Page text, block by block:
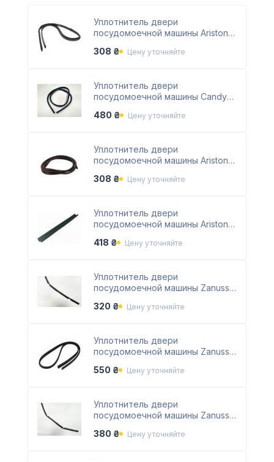
Уплотнитель двери
посудомоечной машины Ariston
308 ₴ Цену уточняйте
Уплотнитель двери
посудомоечной машины Candy
480 ₴ Цену уточняйте
Уплотнитель двери
посудомоечной машины Ariston
308 ₴ Цену уточняйте
Уплотнитель двери
посудомоечной машины Ariston
418 ₴ Цену уточняйте
Уплотнитель двери
посудомоечной машины Zanussi
320 ₴ Цену уточняйте
Уплотнитель двери
посудомоечной машины Zanussi
550 ₴ Цену уточняйте
Уплотнитель двери
посудомоечной машины Zanussi
380 ₴ Цену уточняйте